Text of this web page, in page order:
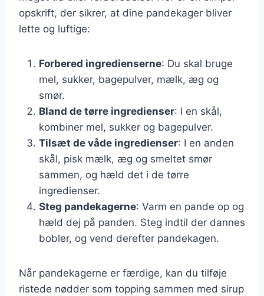
opskrift, der sikrer, at dine pandekager bliver
lette og luftige:
Forbered ingredienserne: Du skal bruge
mel, sukker, bagepulver, mælk, æg og
smør.
Bland de tørre ingredienser: I en skål,
kombiner mel, sukker og bagepulver.
Tilsæt de våde ingredienser: I en anden
skål, pisk mælk, æg og smeltet smør
sammen, og hæld det i de tørre
ingredienser.
Steg pandekagerne: Varm en pande op og
hæld dej på panden. Steg indtil der dannes
bobler, og vend derefter pandekagen.
Når pandekagerne er færdige, kan du tilføje
ristede nødder som topping sammen med sirup